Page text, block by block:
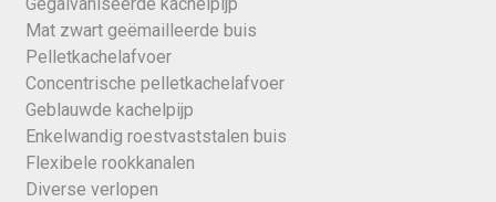
Gegalvaniseerde kachelpijp
Mat zwart geëmailleerde buis
Pelletkachelafvoer
Concentrische pelletkachelafvoer
Geblauwde kachelpijp
Enkelwandig roestvaststalen buis
Flexibele rookkanalen
Diverse verlopen